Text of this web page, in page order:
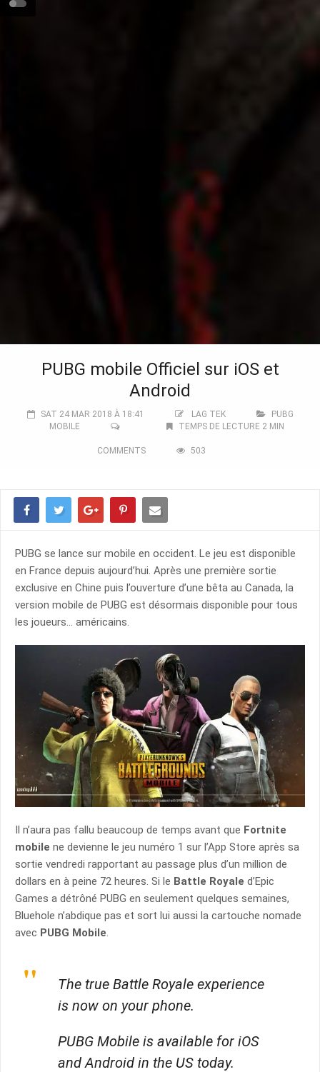
PUBG mobile Officiel sur iOS et
Android
SAT 24 MAR 2018 À 18:41 LAG TEK
PUBG
MOBILE
TEMPS DE LECTURE 2 MIN
COMMENTS 503
PUBG se lance sur mobile en occident. Le jeu est disponible
en France depuis aujourd’hui. Après une première sortie
exclusive en Chine puis l’ouverture d’une bêta au Canada, la
version mobile de PUBG est désormais disponible pour tous
les joueurs… américains.
Il n’aura pas fallu beaucoup de temps avant que Fortnite
mobile ne devienne le jeu numéro 1 sur l’App Store après sa
sortie vendredi rapportant au passage plus d’un million de
dollars en à peine 72 heures. Si le Battle Royale d’Epic
Games a détrôné PUBG en seulement quelques semaines,
Bluehole n’abdique pas et sort lui aussi la cartouche nomade
avec PUBG Mobile.
The true Battle Royale experience
is now on your phone.
PUBG Mobile is available for iOS
and Android in the US today.